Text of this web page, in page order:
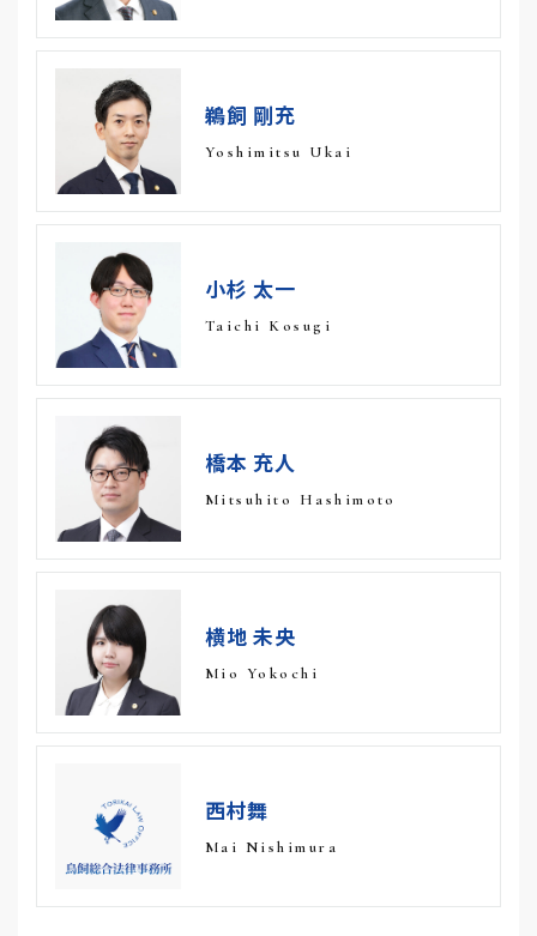
鵜飼 剛充
Yoshimitsu Ukai
小杉 太一
Taichi Kosugi
橋本 充人
Mitsuhito Hashimoto
横地 未央
Mio Yokochi
西村舞
Mai Nishimura